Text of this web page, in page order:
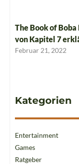
The Book of
von Kapitel 7
Februar 21, 2022
Kategorien
Entertainment
Games
Ratgeber